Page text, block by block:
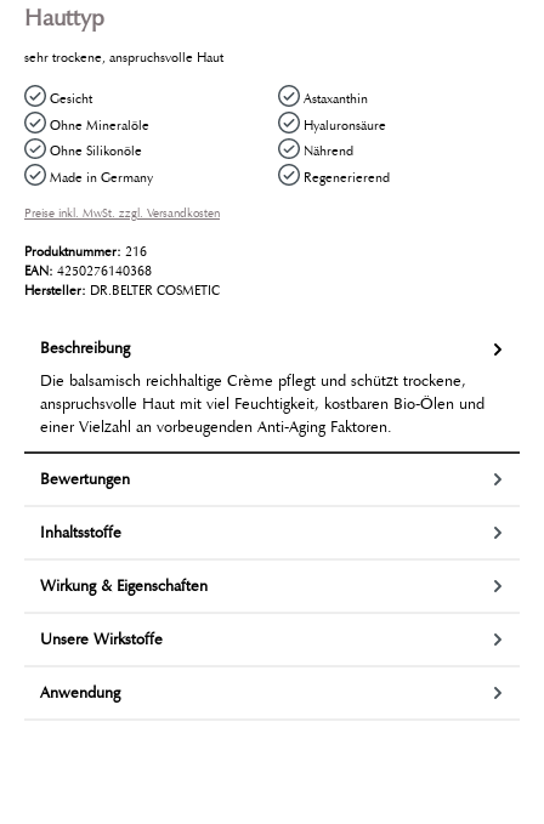
Hauttyp
sehr trockene, anspruchsvolle Haut
Gesicht
Ohne Mineralöle
Ohne Silikonöle
Made in Germany
Astaxanthin
Hyaluronsäure
Nährend
Regenerierend
Preise inkl. MwSt. zzgl. Versandkosten
Produktnummer: 216
EAN: 4250276140368
Hersteller: DR.BELTER COSMETIC
Beschreibung
Die balsamisch reichhaltige Crème pflegt und schützt trockene,
anspruchsvolle Haut mit viel Feuchtigkeit, kostbaren Bio-Ölen und
einer Vielzahl an vorbeugenden Anti-Aging Faktoren.
Bewertungen
Inhaltsstoffe
Wirkung & Eigenschaften
Unsere Wirkstoffe
Anwendung